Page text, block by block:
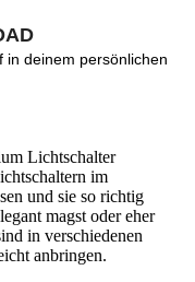
in deinem persönlichen
Lichtschalter
im
und sie so richtig
magst oder eher
in verschiedenen
anbringen.